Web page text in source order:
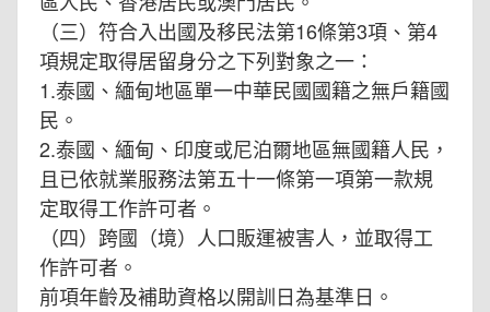
（三）符合入出國及移民法第16條第3項、第4
項規定取得居留身分之下列對象之一：
1.泰國、緬甸地區單一中華民國國籍之無戶籍國
民。
2.泰國、緬甸、印度或尼泊爾地區無國籍人民，
且已依就業服務法第五十一條第一項第一款規
定取得工作許可者。
（四）跨國（境）人口販運被害人，並取得工
作許可者。
前項年齡及補助資格以開訓日為基準日。